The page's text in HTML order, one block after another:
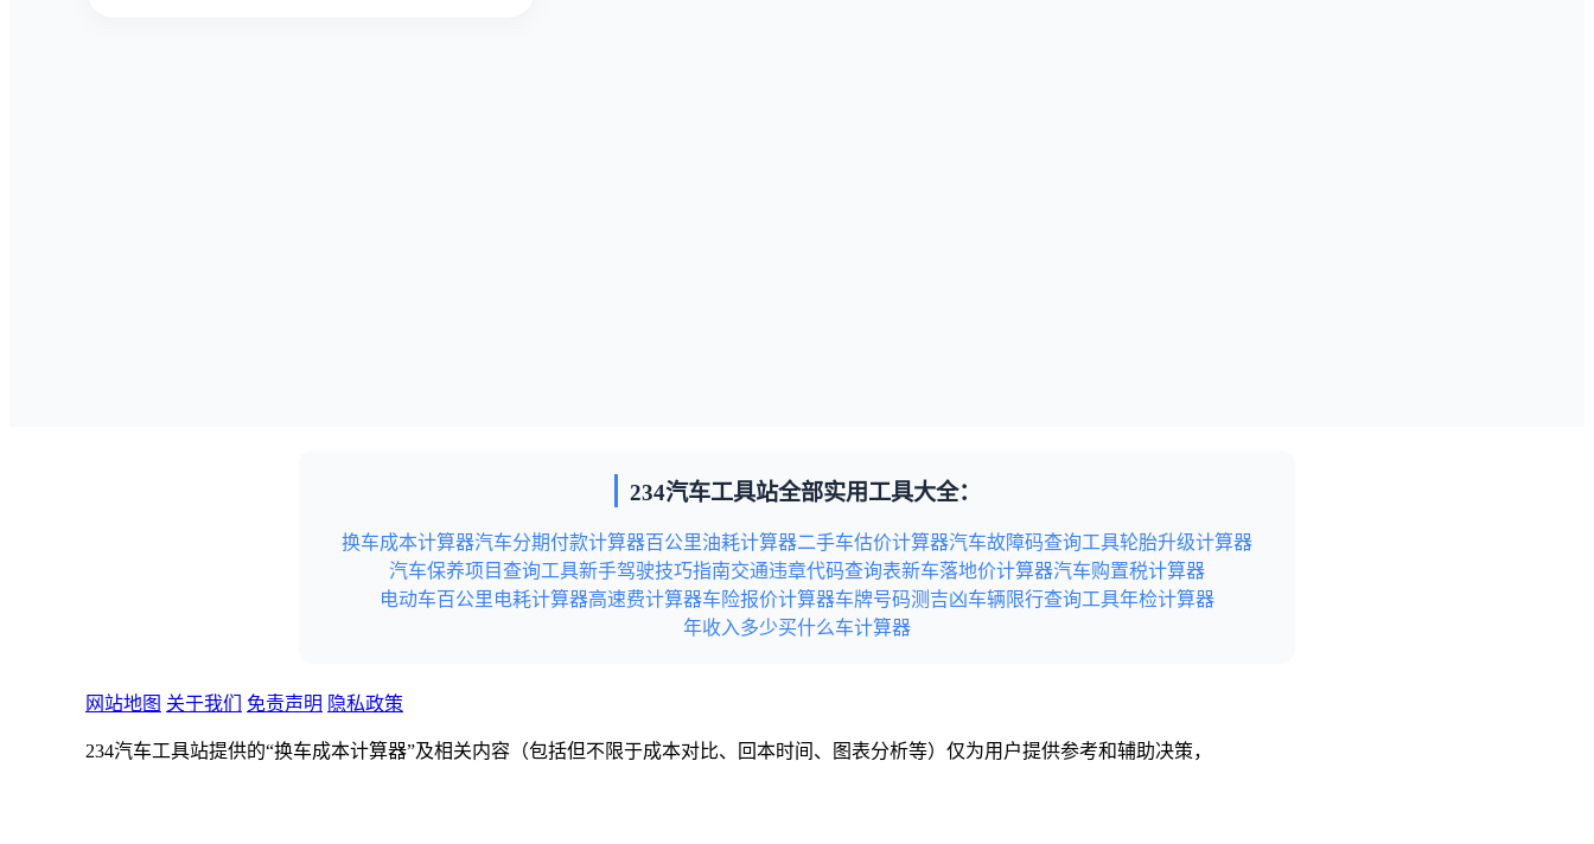
234汽车工具站全部实用工具大全：
换车成本计算器汽车分期付款计算器百公里油耗计算器二手车估价计算器汽车故障码查询工具轮胎升级计算器
汽车保养项目查询工具新手驾驶技巧指南交通违章代码查询表新车落地价计算器汽车购置税计算器
电动车百公里电耗计算器高速费计算器车险报价计算器车牌号码测吉凶车辆限行查询工具年检计算器
年收入多少买什么车计算器
网站地图 关于我们 免责声明 隐私政策
234汽车工具站提供的“换车成本计算器”及相关内容（包括但不限于成本对比、回本时间、图表分析等）仅为用户提供参考和辅助决策，